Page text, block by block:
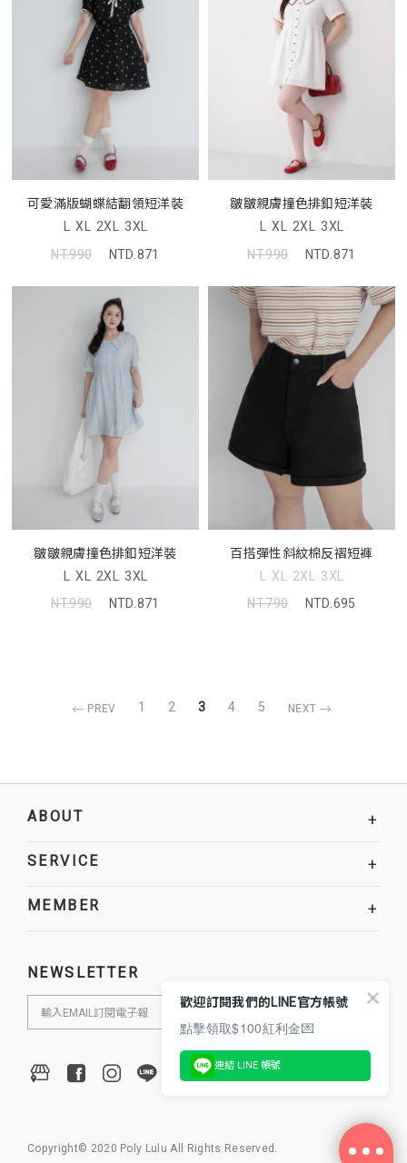
可愛滿版蝴蝶結翻領短洋裝
L XL 2XL 3XL
NT.990
NTD.871
皺皺親膚撞色排釦短洋裝
L XL 2XL 3XL
NT.990
NTD.871
皺皺親膚撞色排釦短洋裝
L XL 2XL 3XL
NT.990
NTD.871
百搭彈性斜紋棉反褶短褲
L XL 2XL 3XL
NT.790
NTD.695
PREV 1 2 3 4 5 NEXT
ABOUT +
SERVICE +
MEMBER +
NEWSLETTER
Copyright© 2020 Poly Lulu All Rights Reserved.
歡迎訂閱我們的LINE官方帳號
點擊領取$100紅利金💌
連結 LINE 帳號